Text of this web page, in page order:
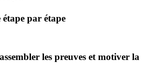
par étape
les preuves et motiver la